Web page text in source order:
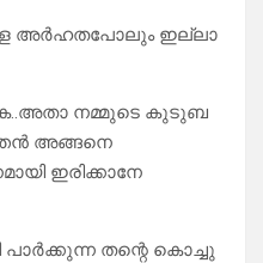
അർഹതപോലും ഇല്ലാ
നമ്മുടെ കുടുബ
അങ്ങനെ
ഇരിക്കാനേ
തന്റെ കൊച്ചു